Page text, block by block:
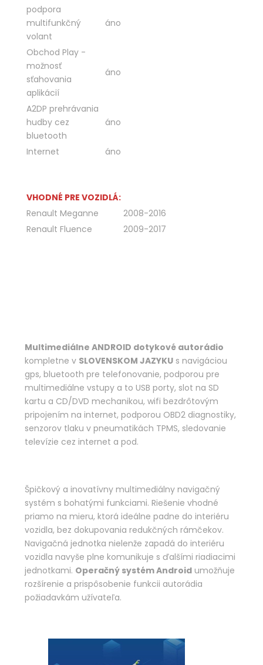
podpora
multifunkčný
volant
áno
Obchod Play -
možnosť
sťahovania
aplikácií
áno
A2DP prehrávania
hudby cez
bluetooth
áno
Internet áno
VHODNÉ PRE VOZIDLÁ:
Renault Meganne
2008-2016
Renault Fluence
2009-2017
Multimediálne ANDROID dotykové autorádio
kompletne v SLOVENSKOM JAZYKU s navigáciou
gps, bluetooth pre telefonovanie, podporou pre
multimediálne vstupy a to USB porty, slot na SD
kartu a CD/DVD mechanikou, wifi bezdrôtovým
pripojením na internet, podporou OBD2 diagnostiky,
senzorov tlaku v pneumatikách TPMS, sledovanie
televízie cez internet a pod.
Špičkový a inovatívny multimediálny navigačný
systém s bohatými funkciami. Riešenie vhodné
priamo na mieru, ktorá ideálne padne do interiéru
vozidla, bez dokupovania redukčných rámčekov.
Navigačná jednotka nielenže zapadá do interiéru
vozidla navyše plne komunikuje s ďalšími riadiacimi
jednotkami. Operačný systém Android umožňuje
rozšírenie a prispôsobenie funkcii autorádia
požiadavkám užívateľa.